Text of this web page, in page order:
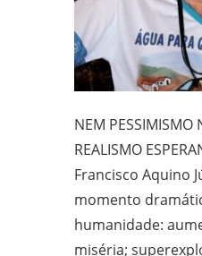
NEM PESSIMISMO
REALISMO
Francisco Aquino
momento
humanidade:
miséria;